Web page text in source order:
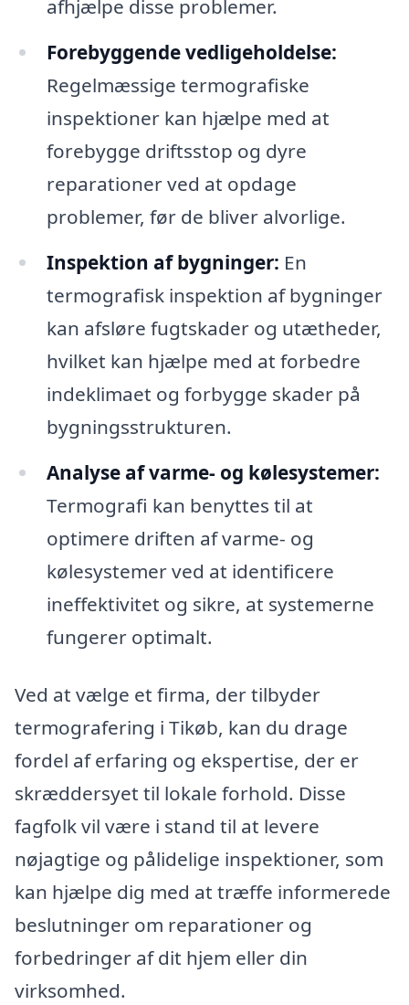
afhjælpe disse problemer.
Forebyggende vedligeholdelse:
Regelmæssige termografiske
inspektioner kan hjælpe med at
forebygge driftsstop og dyre
reparationer ved at opdage
problemer, før de bliver alvorlige.
Inspektion af bygninger: En
termografisk inspektion af bygninger
kan afsløre fugtskader og utætheder,
hvilket kan hjælpe med at forbedre
indeklimaet og forbygge skader på
bygningsstrukturen.
Analyse af varme- og kølesystemer:
Termografi kan benyttes til at
optimere driften af varme- og
kølesystemer ved at identificere
ineffektivitet og sikre, at systemerne
fungerer optimalt.
Ved at vælge et firma, der tilbyder
termografering i Tikøb, kan du drage
fordel af erfaring og ekspertise, der er
skræddersyet til lokale forhold. Disse
fagfolk vil være i stand til at levere
nøjagtige og pålidelige inspektioner, som
kan hjælpe dig med at træffe informerede
beslutninger om reparationer og
forbedringer af dit hjem eller din
virksomhed.